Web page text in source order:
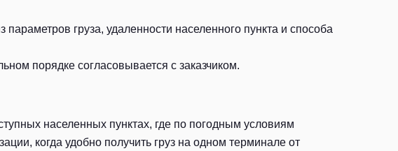
груза, удаленности населенного пункта и способа
порядке согласовывается с заказчиком.
населенных пунктах, где по погодным условиям
когда удобно получить груз на одном терминале от